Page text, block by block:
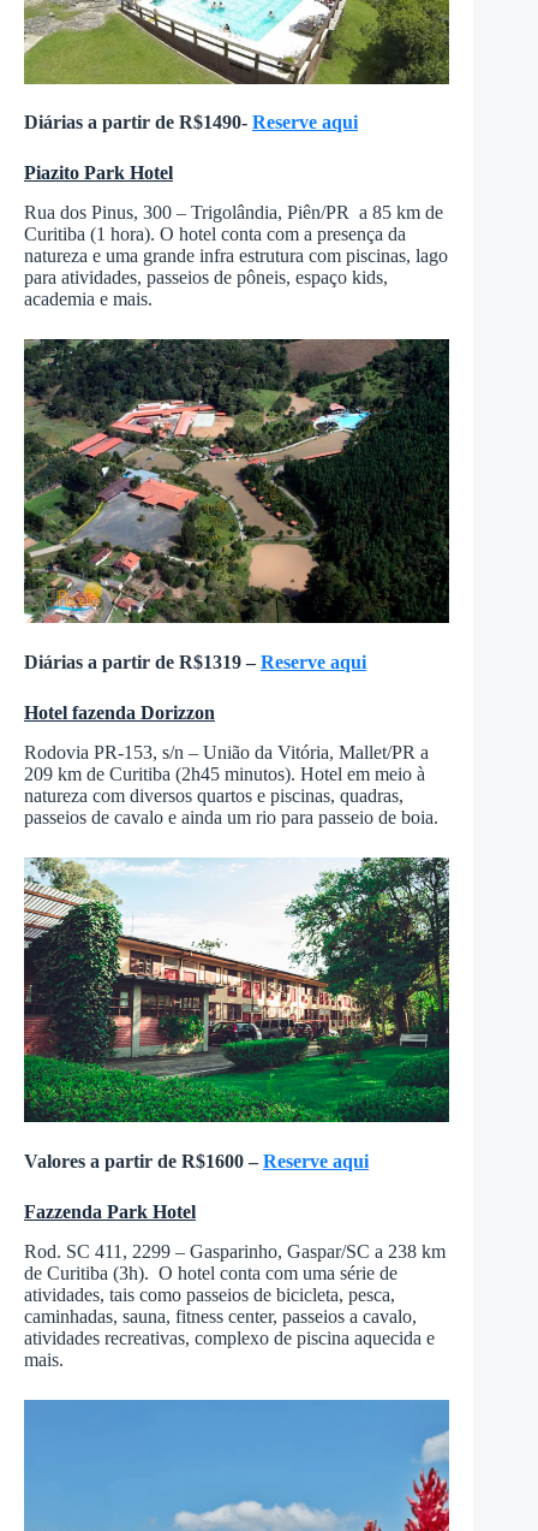
Diárias a partir de R$1490- Reserve aqui
Piazito Park Hotel
Rua dos Pinus, 300 – Trigolândia, Piên/PR a 85 km de
Curitiba (1 hora). O hotel conta com a presença da
natureza e uma grande infra estrutura com piscinas, lago
para atividades, passeios de pôneis, espaço kids,
academia e mais.
Diárias a partir de R$1319 –Reserve aqui
Hotel fazenda Dorizzon
Rodovia PR-153, s/n – União da Vitória, Mallet/PR a
209 km de Curitiba (2h45 minutos). Hotel em meio à
natureza com diversos quartos e piscinas, quadras,
passeios de cavalo e ainda um rio para passeio de boia.
Valores a partir de R$1600 –Reserve aqui
Fazzenda Park Hotel
Rod. SC 411, 2299 – Gasparinho, Gaspar/SC a 238 km
de Curitiba (3h). O hotel conta com uma série de
atividades, tais como passeios de bicicleta, pesca,
caminhadas, sauna, fitness center, passeios a cavalo,
atividades recreativas, complexo de piscina aquecida e
mais.